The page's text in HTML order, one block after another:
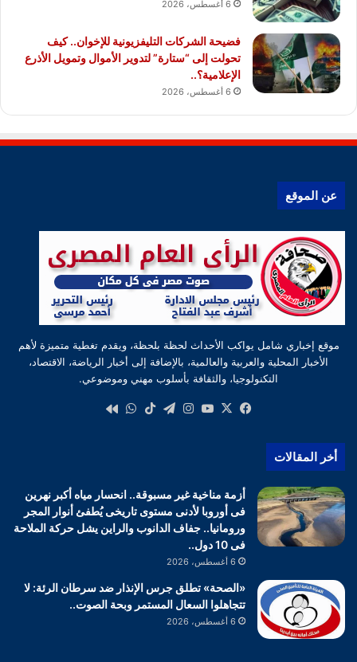
6 أغسطس، 2026
فضيحة الشركات التليفزيونية للإخوان.. كيف
تحولت إلى “ستارة” لتدوير الأموال وتمويل الأذرع
الإعلامية؟..
6 أغسطس، 2026
عن الموقع
موقع إخباري شامل يواكب الأحداث لحظة بلحظة، ويقدم تغطية متميزة لأهم
الأخبار المحلية والعربية والعالمية، بالإضافة إلى أخبار الرياضة، الاقتصاد،
التكنولوجيا، والثقافة بأسلوب مهني وموضوعي.
فيسبوك
‫X
‫YouTube
انستقرام
تيلقرام‫TikTokواتساب
أخر المقالات
أزمة مناخية غير مسبوقة.. انحسار مياه أكبر نهرين
فى أوروبا لأدنى مستوى تاريخى يُطفئ أنوار المجر
ورومانيا.. جفاف الدانوب والراين يشل حركة الملاحة
فى 10 دول..
6 أغسطس، 2026
«الصحة» تطلق جرس الإنذار ضد سرطان الرئة: لا
تتجاهلوا السعال المستمر وبحة الصوت..
6 أغسطس، 2026